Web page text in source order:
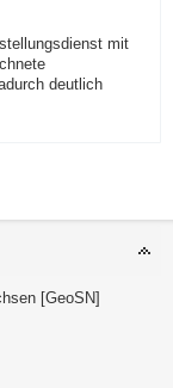
mit
deutlich
[GeoSN]